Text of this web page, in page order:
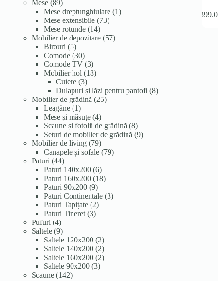
Mese 8989
de
produse
Mese dreptunghiulare 11
Mese extensibile 7373
produse
Mese rotunde 1414
produse
Mobilier de depozitare 5757
Birouri 55
produse
Comode 3030
de
produse
Comode TV 33
produse
Mobilier hol 1818
Cuiere 33
produse
Dulapuri și lăzi pentru pantofi 88
Mobilier de grădină 2525
Leagăne 11
produs
Mese și măsuțe 44
produse
Scaune și fotolii de grădină 88
produse
Seturi de mobilier de grădină 99
Mobilier de living 7979
de
Canapele și sofale 7979
Paturi 4444
de
produse
Paturi 140x200 66
produse
Paturi 160x200 1818
Paturi 90x200 99
produse
Paturi Continentale 33
Paturi Tapițate 22
Paturi Tineret 33
Pufuri 44
produse
Saltele 99
produse
Saltele 120x200 22
produse
Saltele 140x200 22
produse
Saltele 160x200 22
Saltele 90x200 33
Scaune 142142